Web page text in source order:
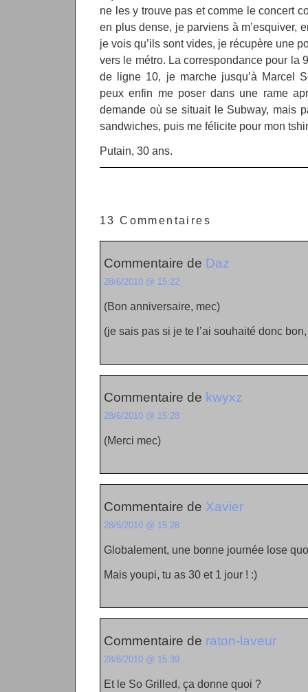
ne les y trouve pas et comme le concert
en plus dense, je parviens à m’esquiver,
je vois qu’ils sont vides, je récupère une
vers le métro. La correspondance pour la
de ligne 10, je marche jusqu’à Marcel
peux enfin me poser dans une rame
demande où se situait le Subway, mais
sandwiches, puis me félicite pour mon
Putain, 30 ans.
13 Commentaires
Commentaire de Daz
28/6/2010 @ 15:22
(Bon anniversaire, mec)
(je sais pas si je te l’ai souhaité donc
Commentaire de kwyxz
28/6/2010 @ 15:28
(Merci mec)
Commentaire de Xavier
28/6/2010 @ 15:28
Globalement, une bonne journée lose
Mais youpi, tu as 30 et 1 jour ! :)
Commentaire de raton-laveur
28/6/2010 @ 15:39
Et le So Grilled, ça donne quoi ?